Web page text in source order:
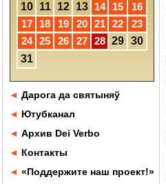
10
11 12 13 14 15
16
17
18 19 20 21 22
23
24
25 26 27 28 29 30
31
◄ Дарога да святыняў
◄ Ютубканал
◄ Архив Dei Verbo
◄ Контакты
◄ «Поддержите наш проект!»